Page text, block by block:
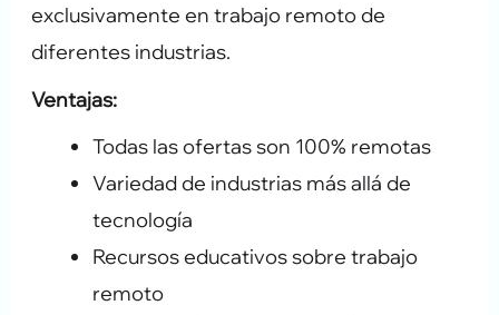
exclusivamente en trabajo remoto de
diferentes industrias.
Ventajas:
Todas las ofertas son 100% remotas
Variedad de industrias más allá de
tecnología
Recursos educativos sobre trabajo
remoto